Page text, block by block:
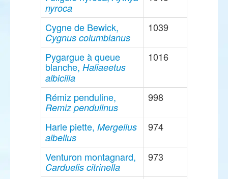
nyroca
Cygne de Bewick,
Cygnus columbianus
1039
Pygargue à queue
blanche, Haliaeetus
albicilla
1016
Rémiz penduline,
Remiz pendulinus
998
Harle piette, Mergellus
albellus
974
Venturon montagnard,
Carduelis citrinella
973